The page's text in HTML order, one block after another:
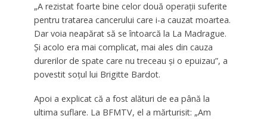
„A rezistat foarte bine celor două operații suferite
pentru tratarea cancerului care i-a cauzat moartea.
Dar voia neapărat să se întoarcă la La Madrague.
Și acolo era mai complicat, mai ales din cauza
durerilor de spate care nu treceau și o epuizau”, a
povestit soţul lui Brigitte Bardot.
Apoi a explicat că a fost alături de ea până la
ultima suflare. La BFMTV, el a mărturisit: „Am